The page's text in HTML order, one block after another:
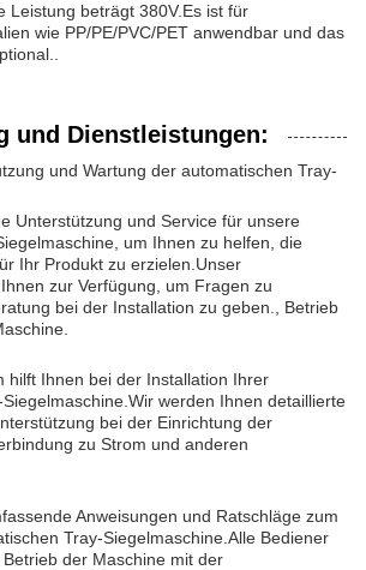
Leistung beträgt 380V.Es ist für
wie PP/PE/PVC/PET anwendbar und das
und Dienstleistungen:
und Wartung der automatischen Tray-
Unterstützung und Service für unsere
um Ihnen zu helfen, die
Ihr Produkt zu erzielen.Unser
zur Verfügung, um Fragen zu
bei der Installation zu geben., Betrieb
hilft Ihnen bei der Installation Ihrer
werden Ihnen detaillierte
bei der Einrichtung der
zu Strom und anderen
Anweisungen und Ratschläge zum
Tray-Siegelmaschine.Alle Bediener
der Maschine mit der